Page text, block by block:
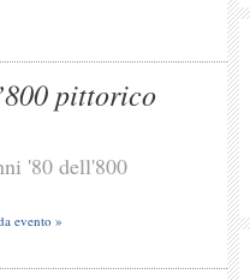
pittorico
'80 dell'800
evento »